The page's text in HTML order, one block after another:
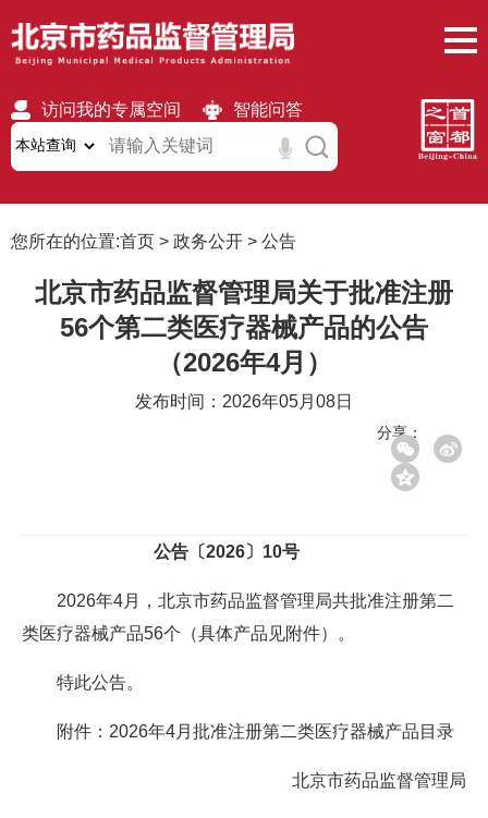
访问我的专属空间 智能问答
无障碍 繁體 移动版
您所在的位置:首页 > 政务公开 > 公告
北京市药品监督管理局关于批准注册
56个第二类医疗器械产品的公告
（2026年4月）
发布时间：2026年05月08日
分享：
公告〔2026〕10号
2026年4月，北京市药品监督管理局共批准注册第二
类医疗器械产品56个（具体产品见附件）。
特此公告。
附件：2026年4月批准注册第二类医疗器械产品目录
北京市药品监督管理局